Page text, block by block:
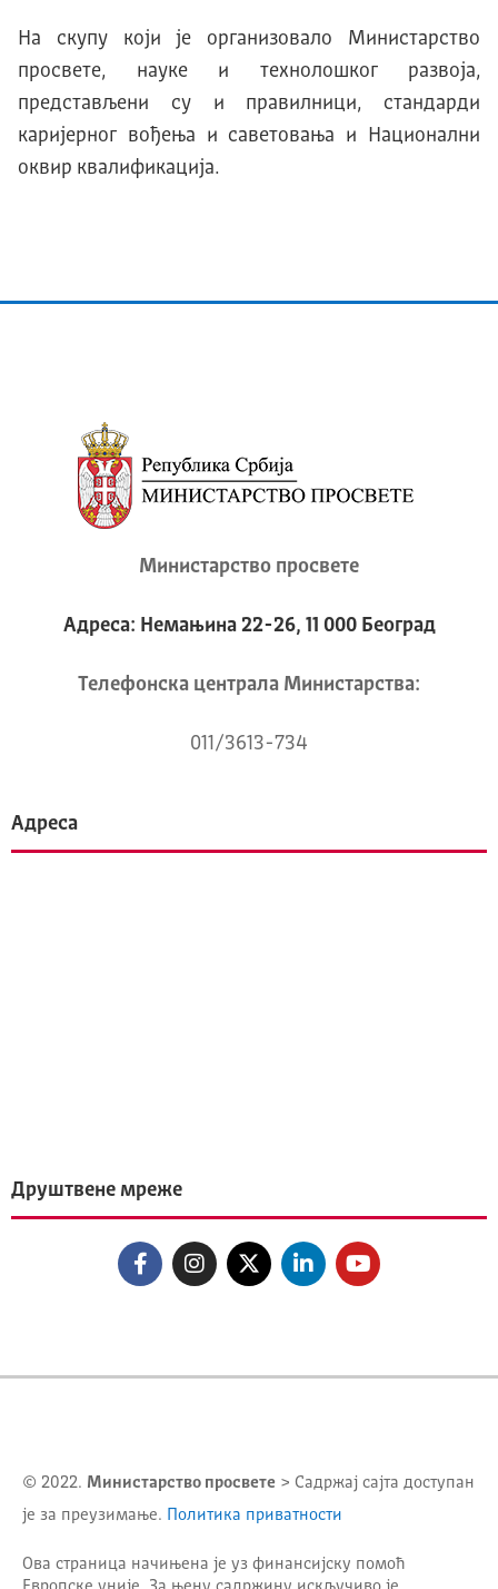
На скупу који је организовало Министарство
просвете, науке и технолошког развоја,
представљени су и правилници, стандарди
каријерног вођења и саветовања и Национални
оквир квалификација.
Министарство просвете
Адреса: Немањина 22-26, 11 000 Београд
Телeфонска централа Mинистарства:
011/3613-734
Адреса
Друштвене мреже
© 2022. Министарство просвете > Садржај сајта доступан
је за преузимање. Политика приватности
Ова страница начињена је уз финансијску помоћ